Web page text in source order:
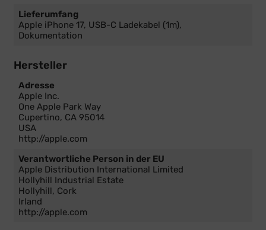
Lieferumfang
Apple iPhone 17, USB-C Ladekabel (1m),
Dokumentation
Hersteller
Adresse
Apple Inc.
One Apple Park Way
Cupertino, CA 95014
USA
http://apple.com
Verantwortliche Person in der EU
Apple Distribution International Limited
Hollyhill Industrial Estate
Hollyhill, Cork
Irland
http://apple.com